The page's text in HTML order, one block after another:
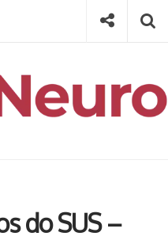
press enter to search
Social
do SUS –